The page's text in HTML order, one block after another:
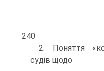
240
2. Поняття
судів щодо